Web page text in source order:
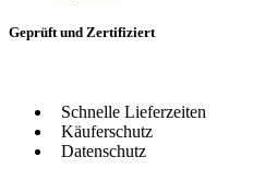
Geprüft und Zertifiziert
Schnelle Lieferzeiten
Käuferschutz
Datenschutz